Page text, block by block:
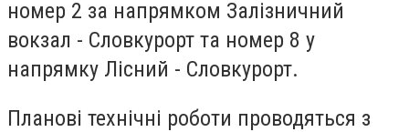
номер 2 за напрямком Залізничний
вокзал - Словкурорт та номер 8 у
напрямку Лісний - Словкурорт.
Планові технічні роботи проводяться з